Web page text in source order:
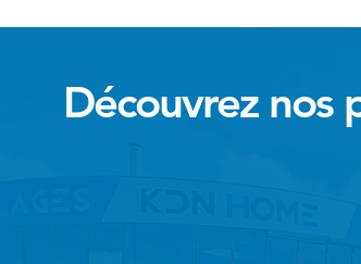
Découvrez nos